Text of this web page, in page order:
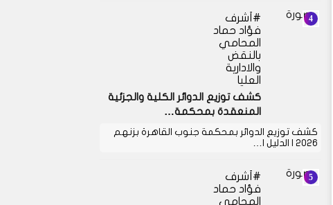
أشرف
فؤاد حماد
المحامي
بالنقض
والادارية
العليا
كشف توزيع الدوائر الكلية والجزئية
المنعقدة بمحكمة…
كشف توزيع الدوائر بمحكمة جنوب القاهرة بزنهم
2026 | الدليل ا…
أشرف
فؤاد حماد
المحامي